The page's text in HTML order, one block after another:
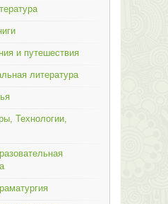
и путешествия
литература
Технологии,